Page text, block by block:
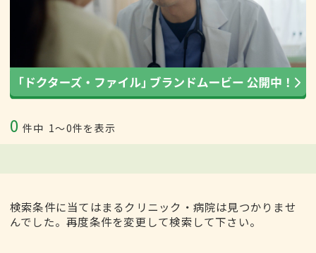
0 件中 1〜0件を表示
検索条件に当てはまるクリニック・病院は見つかりませ
んでした。再度条件を変更して検索して下さい。